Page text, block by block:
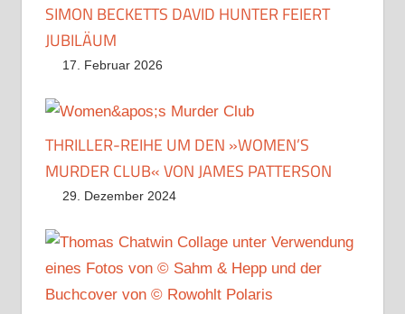
SIMON BECKETTS DAVID HUNTER FEIERT
JUBILÄUM
17. Februar 2026
THRILLER-REIHE UM DEN »WOMEN’S
MURDER CLUB« VON JAMES PATTERSON
29. Dezember 2024